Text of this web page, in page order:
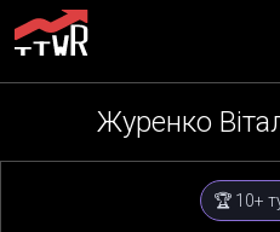
Журенко
🏆 10+